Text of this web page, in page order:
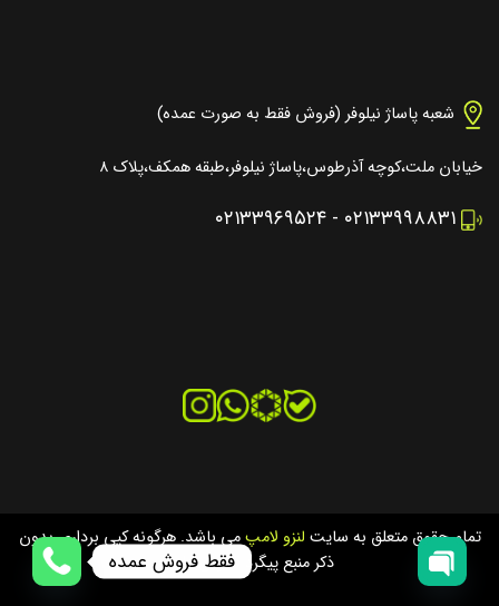
شعبه پاساژ نیلوفر (فروش فقط به صورت عمده)
خیابان ملت،کوچه آذرطوس،پاساژ نیلوفر،طبقه همکف،پلاک ۸
۰۲۱۳۳۹۹۸۸۳۱ - ۰۲۱۳۳۹۶۹۵۲۴
تمام حقوق متعلق به سایت لنزو لامپمی باشد. هرگونه کپی برداری بدون
ذکر منبع پیگرد قانونی دارد.
فقط فروش عمده